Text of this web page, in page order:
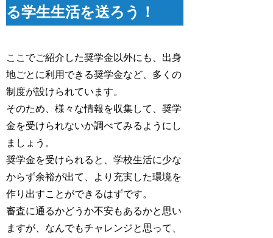
る学生生活を送ろう！
ここでご紹介した奨学金以外にも、出身
地ごとに利用できる奨学金など、多くの
制度が設けられています。
そのため、様々な情報を収集して、奨学
金を受けられないか調べてみるようにし
ましょう。
奨学金を受けられると、学校生活に少な
からず余裕が出て、より充実した環境を
作り出すことができるはずです。
審査に通るかどうか不安もあるかと思い
ますが、なんでもチャレンジと思って、